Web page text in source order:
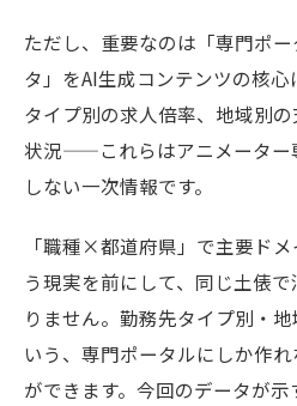
ただし、重要なのは「専門ポ
タ」をAI生成コンテンツの核
タイプ別の求人倍率、地域別
状況——これらはアニメーター
しない一次情報です。
「職種×都道府県」で主要ド
う現実を前にして、同じ土俵
りません。勤務先タイプ別・
いう、専門ポータルにしか作
ができます。今回のデータが